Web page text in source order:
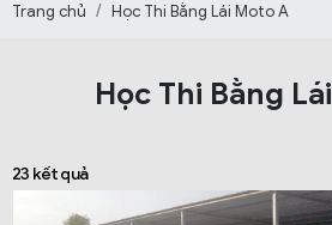
Trang chủ Học Thi Bằng Lái Moto A
Học Thi Bằng
23 kết quả